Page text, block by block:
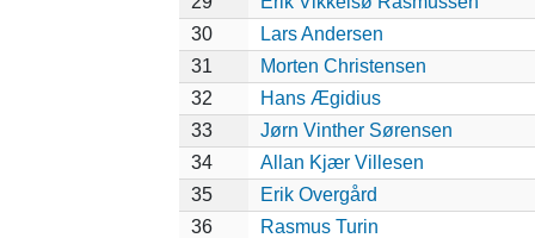
30
Lars Andersen
31
Morten Christensen
32
Hans Ægidius
33
Jørn Vinther Sørensen
34
Allan Kjær Villesen
35
Erik Overgård
36
Rasmus Turin